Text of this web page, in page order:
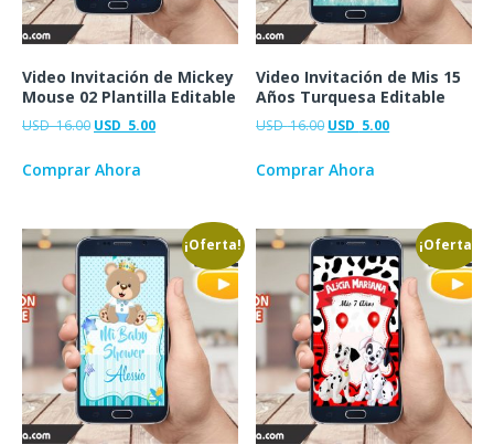
Video Invitación de Mickey
Mouse 02 Plantilla Editable
USD16.00 USD 5.00
Comprar Ahora
Video Invitación de Mis 15
Años Turquesa Editable
USD16.00 USD 5.00
Comprar Ahora
¡Oferta! ¡Oferta!